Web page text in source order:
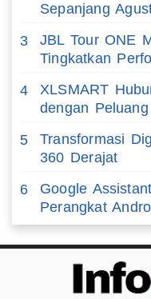
Sepanjang
3
JBL Tour ONE
Tingkatkan
4
XLSMART
dengan
5
Transformasi
360 Derajat
6
Google
Perangkat